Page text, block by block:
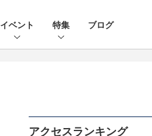
イベント 特集 ブログ
アクセスランキング